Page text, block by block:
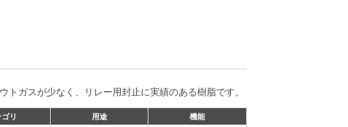
トガスが少なく、リレー用封止に実績のある樹脂です。
リ 用途 機能